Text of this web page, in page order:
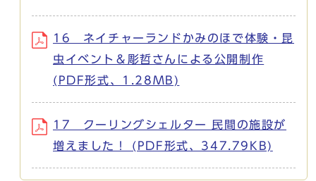
16 ネイチャーランドかみのほで体験・昆
虫イベント＆彫哲さんによる公開制作
(PDF形式、1.28MB)
17 クーリングシェルター 民間の施設が
増えました！ (PDF形式、347.79KB)